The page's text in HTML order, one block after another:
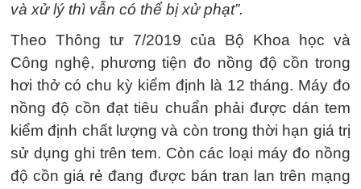
và xử lý thì vẫn có thể bị xử phạt”.
Theo Thông tư 7/2019 của Bộ Khoa học và
Công nghệ, phương tiện đo nồng độ cồn trong
hơi thở có chu kỳ kiểm định là 12 tháng. Máy đo
nồng độ cồn đạt tiêu chuẩn phải được dán tem
kiểm định chất lượng và còn trong thời hạn giá trị
sử dụng ghi trên tem. Còn các loại máy đo nồng
độ cồn giá rẻ đang được bán tran lan trên mạng